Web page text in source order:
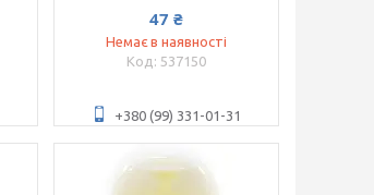
47 ₴
Немає в наявності
537150
+380 (99) 331-01-31